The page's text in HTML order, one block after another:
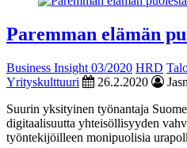
Paremman elämän
Business Insight 03/2020 HRD
Yrityskulttuuri
26.2.2020
Suurin yksityinen työnantaja
digitaalisuutta yhteisöllisyyden
työntekijöilleen monipuolisia